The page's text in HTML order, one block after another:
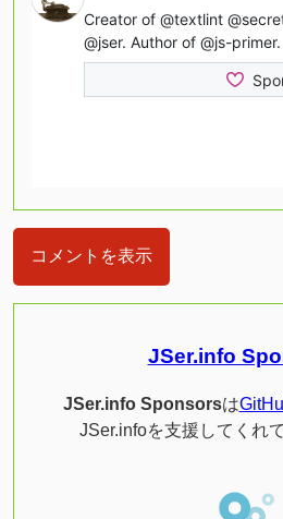
コメントを表示
JSer.info
JSer.info Sponsorsは
JSer.infoを支援してくれ